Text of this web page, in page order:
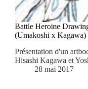
Battle Heroine
(Umakoshi x Kagawa)
Présentation d'un
Hisashi Kagawa et
28 mai 2017